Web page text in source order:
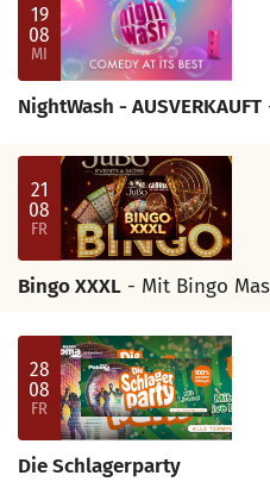
19
08
MI
NightWash - AUSVERKAUFT
21
08
FR
Bingo XXXL - Mit Bingo
28
08
FR
Die Schlagerparty